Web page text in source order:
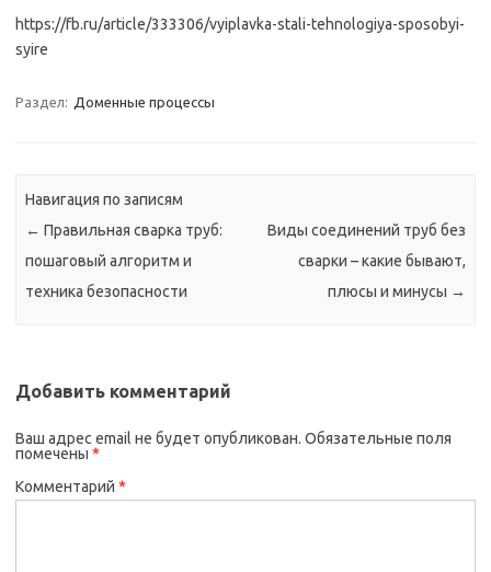
https://fb.ru/article/333306/vyiplavka-stali-tehnologiya-sposobyi-
syire
Раздел: Доменные процессы
Навигация по записям
← Правильная сварка труб:
пошаговый алгоритм и
техника безопасности
Виды соединений труб без
сварки – какие бывают,
плюсы и минусы →
Добавить комментарий
Ваш адрес email не будет опубликован. Обязательные поля
помечены *
Комментарий *